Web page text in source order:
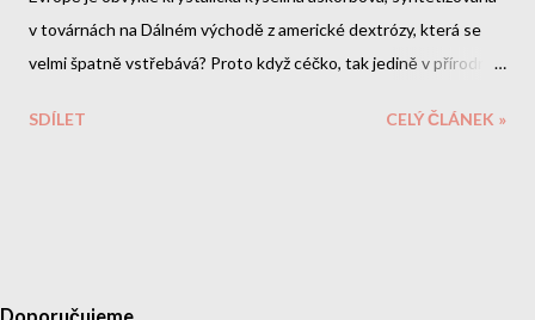
v továrnách na Dálném východě z americké dextrózy, která se
velmi špatně vstřebává? Proto když céčko, tak jedině v přírodní
SDÍLET
CELÝ ČLÁNEK »